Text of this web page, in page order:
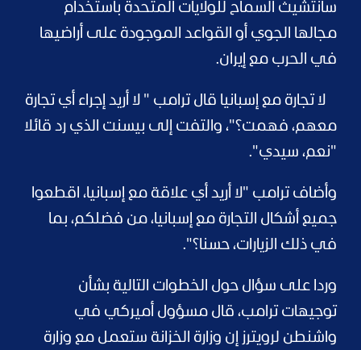
سانتشيث السماح للولايات المتحدة باستخدام
مجالها الجوي أو القواعد الموجودة على أراضيها
في الحرب مع إيران.
لا تجارة مع إسبانيا قال ترامب " لا أريد إجراء أي تجارة
معهم، فهمت؟"، والتفت إلى بيسنت الذي رد قائلا
"نعم، سيدي".
وأضاف ترامب "لا أريد أي علاقة مع إسبانيا، اقطعوا
جميع أشكال التجارة مع إسبانيا، من فضلكم، بما
في ذلك الزيارات، حسنا؟".
وردا على سؤال حول الخطوات التالية بشأن
توجيهات ترامب، قال مسؤول أميركي في
واشنطن لرويترز إن وزارة الخزانة ستعمل مع وزارة